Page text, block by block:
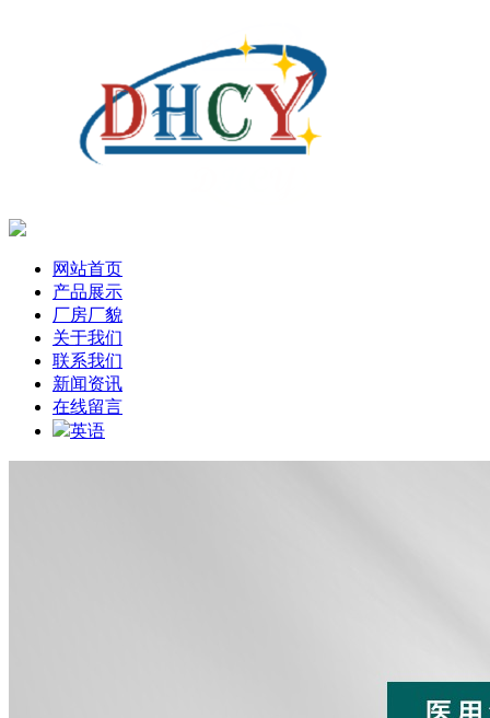
网站首页
产品展示
厂房厂貌
关于我们
联系我们
新闻资讯
在线留言
英语